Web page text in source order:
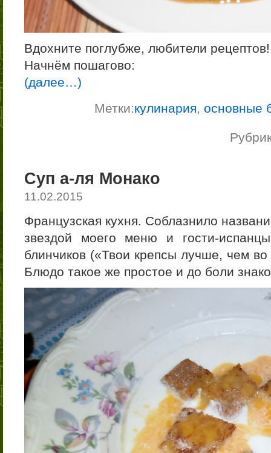
Вдохните поглубже, любители рецептов!
Начнём пошагово:
(далее…)
Метки:кулинария, основные
Суп а-ля Монако
11.02.2015
Французская кухня. Соблазнило
звездой моего меню и гости-
блинчиков («Твои крепсы лучше, чем
Блюдо такое же простое и до боли